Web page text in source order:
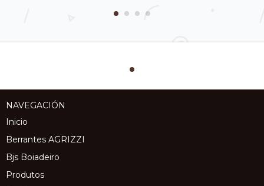
NAVEGACIÓN
Inicio
Berrantes AGRIZZI
Bjs Boiadeiro
Produtos